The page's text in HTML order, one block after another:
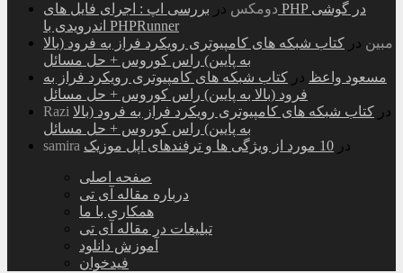
دومکس در بررسی اپ : اجرای فایل های PHP در گوشی
اندرویدی با PHPRunner
مبین در کتاب شبکه های کامپیوتری رویکرد فراز به فرود (بالا
به پایین) راس کوروس + حل مسائل
مسعود واعظ در کتاب شبکه های کامپیوتری رویکرد فراز به
فرود (بالا به پایین) راس کوروس + حل مسائل
Razi
در کتاب شبکه های کامپیوتری رویکرد فراز به فرود (بالا
به پایین) راس کوروس + حل مسائل
samira
در 10 مورد از ویژگی ها و ترفندهای اپل موزیک
صفحه اصلی
درباره مقاله آی تی
همکاری با ما
تبلیغات در مقاله آی تی
آموزش دانلود
فیدخوان